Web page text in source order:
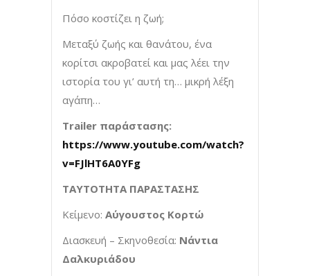
Πόσο κοστίζει η ζωή;
Μεταξύ ζωής και θανάτου, ένα
κορίτσι ακροβατεί και μας λέει την
ιστορία του γι’ αυτή τη… μικρή λέξη
αγάπη…
Trailer παράστασης:
https://www.youtube.com/watch?
v=FJlHT6A0YFg
ΤΑΥΤΟΤΗΤΑ ΠΑΡΑΣΤΑΣΗΣ
Κείμενο: Αύγουστος Κορτώ
Διασκευή – Σκηνοθεσία: Νάντια
Δαλκυριάδου